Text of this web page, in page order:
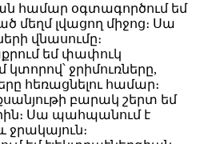
համար օգտագործում եմ
մեղմ լվացող միջոց։ Սա
վնասումը։
եմ փափուկ
ջրիմուռները,
հեռացնելու համար։
բարակ շերտ եմ
Սա պահպանում է
ջրակայուն։